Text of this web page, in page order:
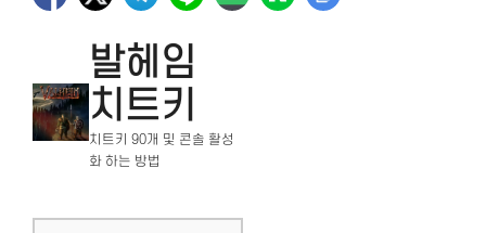
발헤임
치트키
치트키 90개 및 콘솔 활성
화 하는 방법